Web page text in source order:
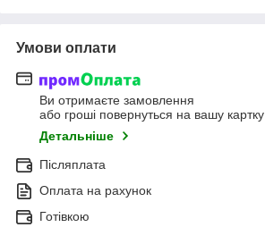
Умови оплати
Ви отримаєте замовлення
або гроші повернуться на вашу картку
Детальніше
Післяплата
Оплата на рахунок
Готівкою